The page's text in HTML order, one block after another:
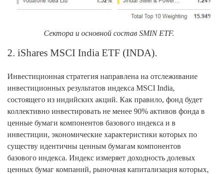
Сектора и основной состав SMIN ETF.
2. iShares MSCI India ETF (INDA).
Инвестиционная стратегия направлена на отслеживание
инвестиционных результатов индекса MSCI India,
состоящего из индийских акций. Как правило, фонд будет
коллективно инвестировать не менее 90% активов фонда в
ценные бумаги компонентов базового индекса и в
инвестиции, экономические характеристики которых по
существу идентичны ценным бумагам компонентов
базового индекса. Индекс измеряет доходность долевых
ценных бумаг компаний, рыночная капитализация которых,